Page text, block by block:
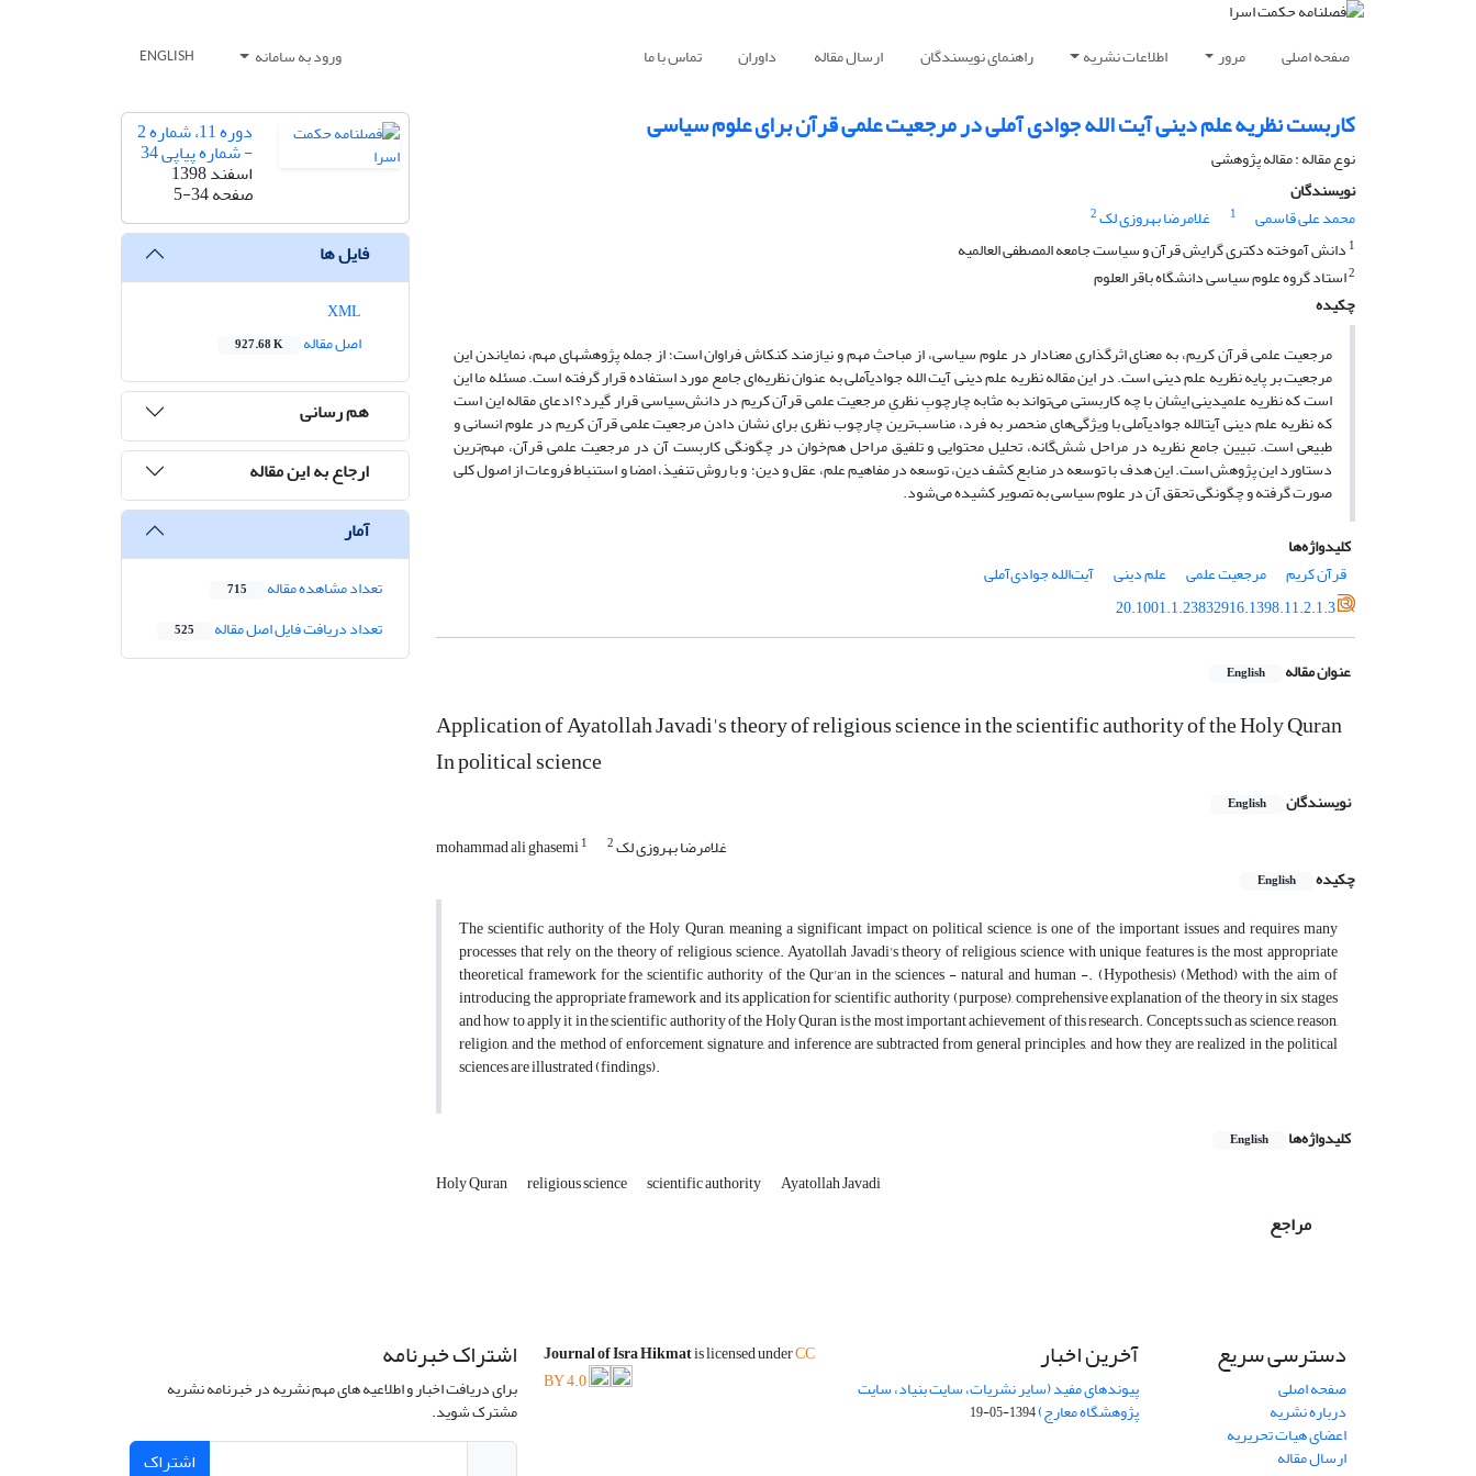
صفحه اصلی مرور اطلاعات نشریه راهنمای نویسندگان ارسال مقاله داوران تماس با ما ورود به سامانه ENGLISH
کاربست نظریه علم دینى آیت الله جوادى آملی در مرجعیت علمى قرآن برای علوم سیاسی
نوع مقاله : مقاله پژوهشی
نویسندگان
محمد علی قاسمی
1 غلامرضا بهروزی لک2
1 دانش آموخته دکتری گرایش قرآن و سیاست جامعه المصطفی العالمیه
2استاد گروه علوم سیاسی دانشگاه باقر العلوم
چکیده
مرجعیت علمی قرآن کریم، به معنای اثرگذاری معنادار در علوم سیاسی، از مباحث مهم و نیازمند کنکاش فراوان است؛ از جمله پژوهش­های مهم، نمایاندن این
مرجعیت بر پایه نظریه علم دینی است. در این مقاله نظریه علم دینی آیت الله جوادی­آملی به عنوان نظریه‌ای جامع مورد استفاده قرار گرفته است. مسئله ما این
است که نظریه علمی­دینی ایشان با چه کاربستی می‌تواند به مثابه چارچوبِ نظریِ مرجعیت علمی قرآن کریم در دانش‌سیاسی قرار گیرد؟ ادعای مقاله این است
که نظریه علم دینی آیت­الله جوادی­آملی با ویژگی‌های منحصر به فرد، مناسب‌ترین چارچوب نظری برای نشان دادن مرجعیت علمی قرآن کریم در علوم انسانی و
طبیعی است. تبیین جامع نظریه در مراحل شش‌‌گانه، تحلیل محتوایی و تلفیق مراحل هم‌خوان در چگونگی کاربست آن در مرجعیت علمی قرآن، مهم‌ترین
دستاورد این پژوهش است. این هدف با توسعه در منابع کشف دین، توسعه در مفاهیم علم، عقل و دین؛ و با روش تنفیذ، امضا و استنباط فروعات از اصول کلی
صورت گرفته و چگونگی تحقق آن در علوم سیاسی به تصویر کشیده می‌شود.
کلیدواژه‌ها
قرآن کریم
مرجعیت علمی علم دینی
آیت‌الله جوادی‌آملی
20.1001.1.23832916.1398.11.2.1.3
عنوان مقاله English
Application of Ayatollah Javadi's theory of religious science in the scientific authority of the Holy Quran
In political science
نویسندگان English
mohammad ali ghasemi1 غلامرضا بهروزی لک2
چکیده English
The scientific authority of the Holy Quran, meaning a significant impact on political science, is one of the important issues and requires many
processes that rely on the theory of religious science. Ayatollah Javadi's theory of religious science with unique features is the most appropriate
theoretical framework for the scientific authority of the Qur'an in the sciences - natural and human -. (Hypothesis) (Method) with the aim of
introducing the appropriate framework and its application for scientific authority (purpose), comprehensive explanation of the theory in six stages
and how to apply it in the scientific authority of the Holy Quran, is the most important achievement of this research. Concepts such as science, reason,
religion, and the method of enforcement, signature, and inference are subtracted from general principles, and how they are realized in the political
sciences are illustrated (findings).
کلیدواژه‌ها English
Holy Quran religious science scientific authority Ayatollah Javadi
مراجع
دوره 11، شماره 2
- شماره پیاپی 34
اسفند 1398
صفحه5-34
فایل ها
اصل مقاله
927.68 K
هم رسانی
ارجاع به این مقاله
آمار
تعداد مشاهده مقاله 715
تعداد دریافت فایل اصل مقاله 525
دسترسی سریع
صفحه اصلی
درباره نشریه
اعضای هیات تحریریه
ارسال مقاله
آخرین اخبار
پیوندهای مفید (سایر نشریات، سایت بنیاد، سایت
پژوهشگاه معارج)1394-05-19
Journal of Isra Hikmatis licensed underCC
BY 4.0
اشتراک خبرنامه
برای دریافت اخبار و اطلاعیه های مهم نشریه در خبرنامه نشریه
مشترک شوید.
اشتراک